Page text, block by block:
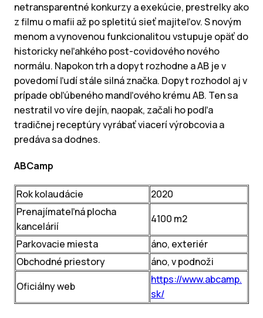
netransparentné konkurzy a exekúcie, prestrelky ako
z filmu o mafii až po spletitú sieť majiteľov. S novým
menom a vynovenou funkcionalitou vstupuje opäť do
historicky neľahkého post-covidového nového
normálu. Napokon trh a dopyt rozhodne a AB je v
povedomí ľudí stále silná značka. Dopyt rozhodol aj v
prípade obľúbeného mandľového krému AB. Ten sa
nestratil vo víre dejín, naopak, začali ho podľa
tradičnej receptúry vyrábať viacerí výrobcovia a
predáva sa dodnes.
ABCamp
Rok kolaudácie
2020
Prenajímateľná plocha
kancelárií
4100 m2
Parkovacie miesta
áno, exteriér
Obchodné priestory
áno, v podnoži
Oficiálny web
https://www.abcamp.
sk/